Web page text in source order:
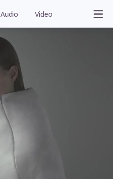
Audio Video